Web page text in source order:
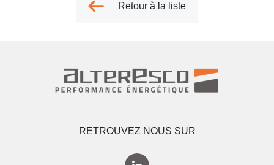
Retour à la liste
RETROUVEZ NOUS SUR